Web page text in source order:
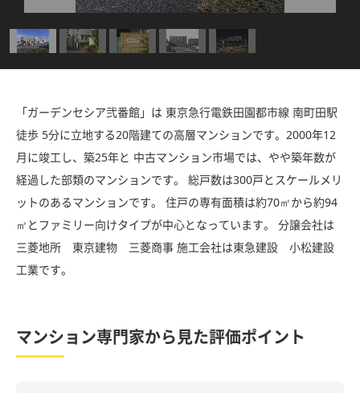
「ガーデンセシア弐番館」は 東京急行電鉄田園都市線 南町田駅
徒歩 5分に立地する20階建ての高層マンションです。2000年12
月に竣工し、築25年と 中古マンション市場では、やや築年数が
経過した部類のマンションです。 総戸数は300戸とスケールメリ
ットのあるマンションです。 住戸の専有面積は約70㎡から約94
㎡とファミリー向けタイプが中心となっています。 分譲会社は
三菱地所 東京建物 三菱商事 施工会社は東急建設 小松建設
工業です。
マンション専門家から見た評価ポイント